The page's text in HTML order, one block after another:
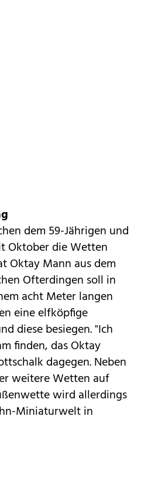
dem 59-Jährigen und
Oktober die Wetten
Oktay Mann aus dem
Ofterdingen soll in
acht Meter langen
eine elfköpfige
diese besiegen. "Ich
finden, das Oktay
dagegen. Neben
weitere Wetten auf
wird allerdings
Miniaturwelt in